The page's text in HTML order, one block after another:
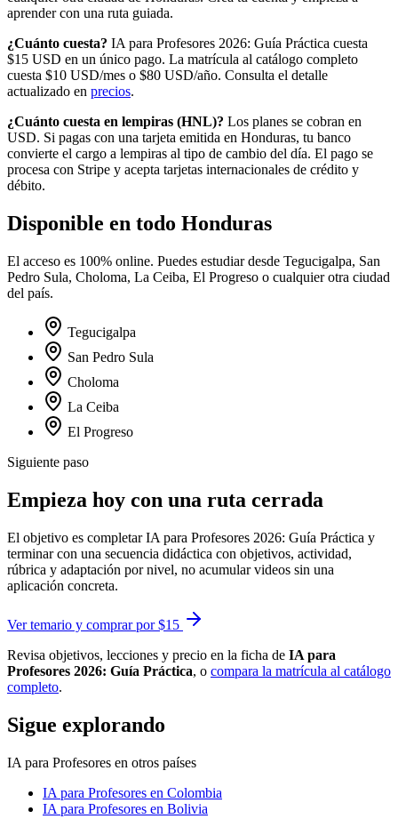
aprender con una ruta guiada.
¿Cuánto cuesta? IA para Profesores 2026: Guía Práctica cuesta
$15 USD en un único pago. La matrícula al catálogo completo
cuesta $10 USD/mes o $80 USD/año. Consulta el detalle
actualizado en precios.
¿Cuánto cuesta en lempiras (HNL)? Los planes se cobran en
USD. Si pagas con una tarjeta emitida en Honduras, tu banco
convierte el cargo a lempiras al tipo de cambio del día. El pago se
procesa con Stripe y acepta tarjetas internacionales de crédito y
débito.
Disponible en todo Honduras
El acceso es 100% online. Puedes estudiar desde Tegucigalpa, San
Pedro Sula, Choloma, La Ceiba, El Progreso o cualquier otra ciudad
del país.
Tegucigalpa
San Pedro Sula
Choloma
La Ceiba
El Progreso
Siguiente paso
Empieza hoy con una ruta cerrada
El objetivo es completar IA para Profesores 2026: Guía Práctica y
terminar con una secuencia didáctica con objetivos, actividad,
rúbrica y adaptación por nivel, no acumular videos sin una
aplicación concreta.
Ver temario y comprar por $15
Revisa objetivos, lecciones y precio en la ficha de IA para
Profesores 2026: Guía Práctica, o compara la matrícula al catálogo
completo.
Sigue explorando
IA para Profesores en otros países
IA para Profesores en Colombia
IA para Profesores en Bolivia